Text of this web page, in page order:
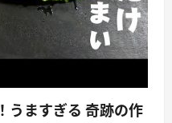
うますぎる 奇跡の作